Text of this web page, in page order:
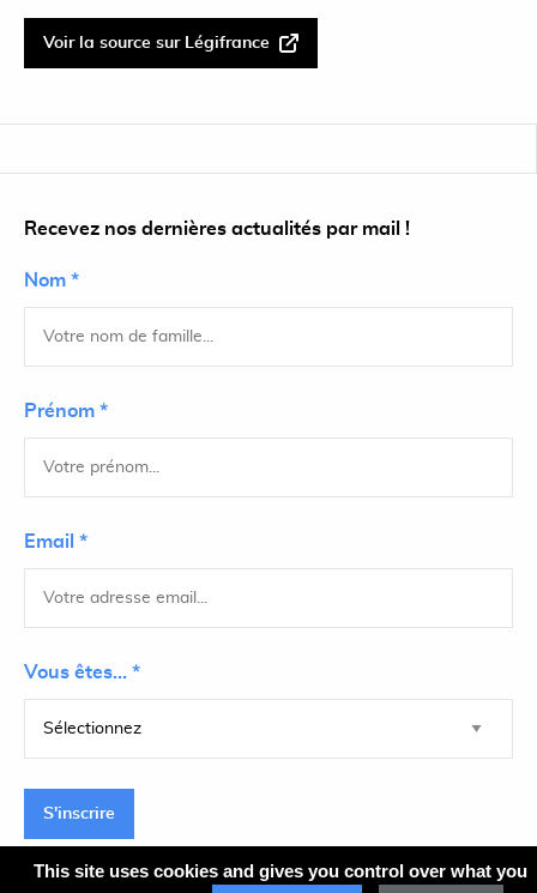
Voir la source sur Légifrance
Recevez nos dernières actualités par mail !
Nom *
Prénom *
Email *
Vous êtes... *
S'inscrire
This site uses cookies and gives you control over what you